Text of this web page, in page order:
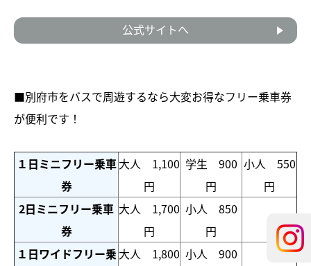
公式サイトへ
■別府市をバスで周遊するなら大変お得なフリー乗車券
が便利です！
１日ミニフリー乗車
券
大人 1,100
円
学生 900
円
小人 550
円
2日ミニフリー乗車
券
大人 1,700
円
小人 850
円
１日ワイドフリー乗大人 1,800 小人 900